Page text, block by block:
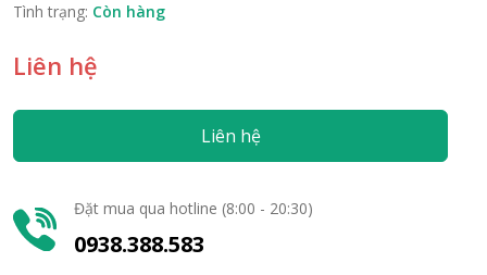
Tình trạng: Còn hàng
Liên hệ
Liên hệ
Đặt mua qua hotline (8:00 - 20:30)
0938.388.583